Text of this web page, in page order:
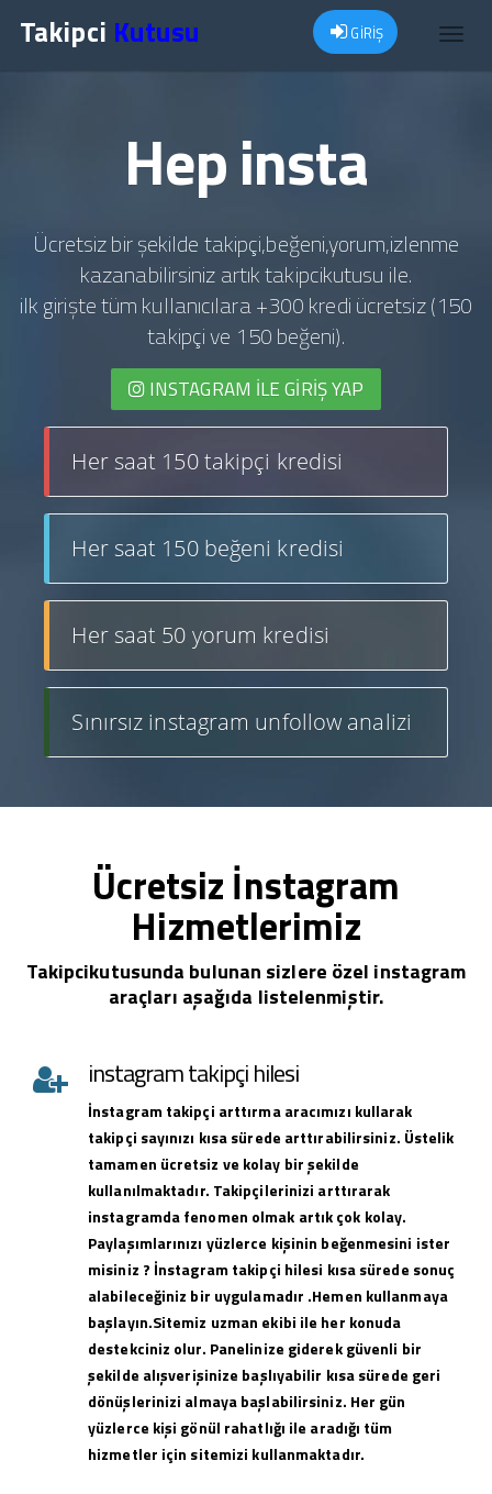
Takipci Kutusu GİRİŞ
Hep insta
Ücretsiz bir şekilde takipçi,beğeni,yorum,izlenme
kazanabilirsiniz artık takipcikutusu ile.
ilk girişte tüm kullanıcılara +300 kredi ücretsiz (150
takipçi ve 150 beğeni).
INSTAGRAM İLE GIRIŞ YAP
Her saat 150 takipçi kredisi
Her saat 150 beğeni kredisi
Her saat 50 yorum kredisi
Sınırsız instagram unfollow analizi
Ücretsiz İnstagram
Hizmetlerimiz
Takipcikutusunda bulunan sizlere özel instagram
araçları aşağıda listelenmiştir.
instagram takipçi hilesi
İnstagram takipçi arttırma aracımızı kullarak
takipçi sayınızı kısa sürede arttırabilirsiniz. Üstelik
tamamen ücretsiz ve kolay bir şekilde
kullanılmaktadır. Takipçilerinizi arttırarak
instagramda fenomen olmak artık çok kolay.
Paylaşımlarınızı yüzlerce kişinin beğenmesini ister
misiniz ? İnstagram takipçi hilesi kısa sürede sonuç
alabileceğiniz bir uygulamadır .Hemen kullanmaya
başlayın.Sitemiz uzman ekibi ile her konuda
destekciniz olur. Panelinize giderek güvenli bir
şekilde alışverişinize başlıyabilir kısa sürede geri
dönüşlerinizi almaya başlabilirsiniz. Her gün
yüzlerce kişi gönül rahatlığı ile aradığı tüm
hizmetler için sitemizi kullanmaktadır.